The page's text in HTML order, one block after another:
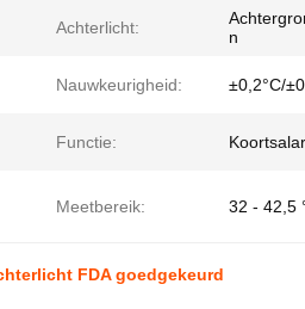
Achterlicht:
n
Nauwkeurigheid: ±0,2°C/
Functie:
Meetbereik: 32 - 42,5
FDA goedgekeurd